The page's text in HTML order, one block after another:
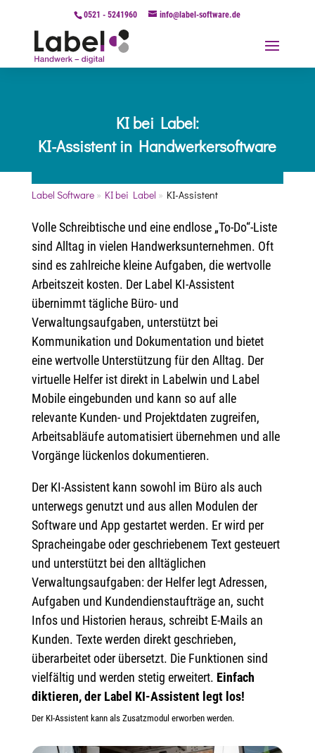
0521 - 5241960 info@label-software.de
KI bei Label:
KI-Assistent in Handwerkersoftware
Label Software» KI bei Label » KI-Assistent
Volle Schreibtische und eine endlose „To-Do“-Liste
sind Alltag in vielen Handwerksunternehmen. Oft
sind es zahlreiche kleine Aufgaben, die wertvolle
Arbeitszeit kosten. Der Label KI-Assistent
übernimmt tägliche Büro- und
Verwaltungsaufgaben, unterstützt bei
Kommunikation und Dokumentation und bietet
eine wertvolle Unterstützung für den Alltag. Der
virtuelle Helfer ist direkt in Labelwin und Label
Mobile eingebunden und kann so auf alle
relevante Kunden- und Projektdaten zugreifen,
Arbeitsabläufe automatisiert übernehmen und alle
Vorgänge lückenlos dokumentieren.
Der KI-Assistent kann sowohl im Büro als auch
unterwegs genutzt und aus allen Modulen der
Software und App gestartet werden. Er wird per
Spracheingabe oder geschriebenem Text gesteuert
und unterstützt bei den alltäglichen
Verwaltungsaufgaben: der Helfer legt Adressen,
Aufgaben und Kundendienstaufträge an, sucht
Infos und Historien heraus, schreibt E-Mails an
Kunden. Texte werden direkt geschrieben,
überarbeitet oder übersetzt. Die Funktionen sind
vielfältig und werden stetig erweitert. Einfach
diktieren, der Label KI-Assistent legt los!
Der KI-Assistent kann als Zusatzmodul erworben werden.